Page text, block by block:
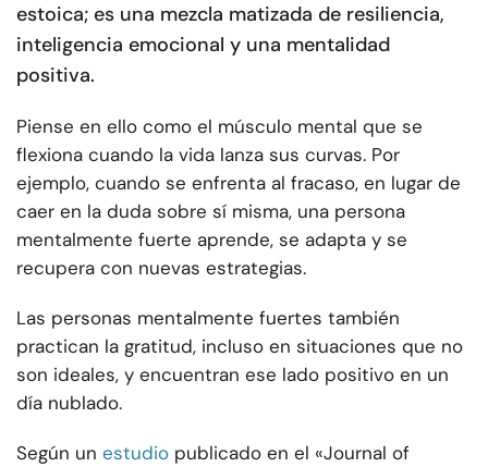
estoica; es una mezcla matizada de resiliencia,
inteligencia emocional y una mentalidad
positiva.
Piense en ello como el músculo mental que se
flexiona cuando la vida lanza sus curvas. Por
ejemplo, cuando se enfrenta al fracaso, en lugar de
caer en la duda sobre sí misma, una persona
mentalmente fuerte aprende, se adapta y se
recupera con nuevas estrategias.
Las personas mentalmente fuertes también
practican la gratitud, incluso en situaciones que no
son ideales, y encuentran ese lado positivo en un
día nublado.
Según un estudio publicado en el «Journal of